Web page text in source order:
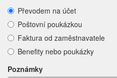
Převodem na účet
Poštovní poukázkou
Faktura od zaměstnavatele
Benefity nebo poukázky
Poznámky